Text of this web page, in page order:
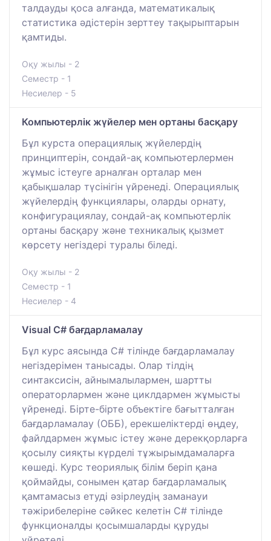
талдауды қоса алғанда, математикалық
статистика әдістерін зерттеу тақырыптарын
қамтиды.
Оқу жылы - 2
Семестр - 1
Несиелер - 5
Компьютерлік жүйелер мен ортаны басқару
Бұл курста операциялық жүйелердің
принциптерін, сондай-ақ компьютерлермен
жұмыс істеуге арналған орталар мен
қабықшалар түсінігін үйренеді. Операциялық
жүйелердің функциялары, оларды орнату,
конфигурациялау, сондай-ақ компьютерлік
ортаны басқару және техникалық қызмет
көрсету негіздері туралы біледі.
Оқу жылы - 2
Семестр - 1
Несиелер - 4
Visual C# бағдарламалау
Бұл курс аясында C# тілінде бағдарламалау
негіздерімен танысады. Олар тілдің
синтаксисін, айнымалылармен, шартты
операторлармен және циклдармен жұмысты
үйренеді. Бірте-бірте объектіге бағытталған
бағдарламалау (ОББ), ерекшеліктерді өңдеу,
файлдармен жұмыс істеу және дерекқорларға
қосылу сияқты күрделі тұжырымдамаларға
көшеді. Курс теориялық білім беріп қана
қоймайды, сонымен қатар бағдарламалық
қамтамасыз етуді әзірлеудің заманауи
тәжірибелеріне сәйкес келетін C# тілінде
функционалды қосымшаларды құруды